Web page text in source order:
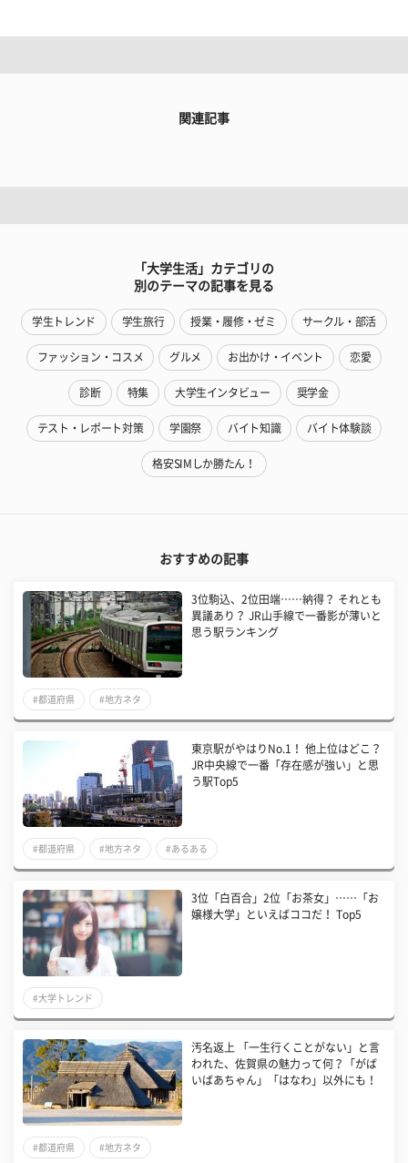
関連記事
「大学生活」カテゴリの
別のテーマの記事を見る
学生トレンド 学生旅行 授業・履修・ゼミ サークル・部活
ファッション・コスメ グルメ お出かけ・イベント 恋愛
診断 特集 大学生インタビュー 奨学金
テスト・レポート対策 学園祭 バイト知識 バイト体験談
格安SIMしか勝たん！
おすすめの記事
3位駒込、2位田端……納得？ それとも
異議あり？ JR山手線で一番影が薄いと
思う駅ランキング
#都道府県 #地方ネタ
東京駅がやはりNo.1！ 他上位はどこ？
JR中央線で一番「存在感が強い」と思
う駅Top5
#都道府県 #地方ネタ #あるある
3位「白百合」2位「お茶女」……「お
嬢様大学」といえばココだ！ Top5
#大学トレンド
汚名返上 「一生行くことがない」と言
われた、佐賀県の魅力って何？「がば
いばあちゃん」「はなわ」以外にも！
#都道府県 #地方ネタ